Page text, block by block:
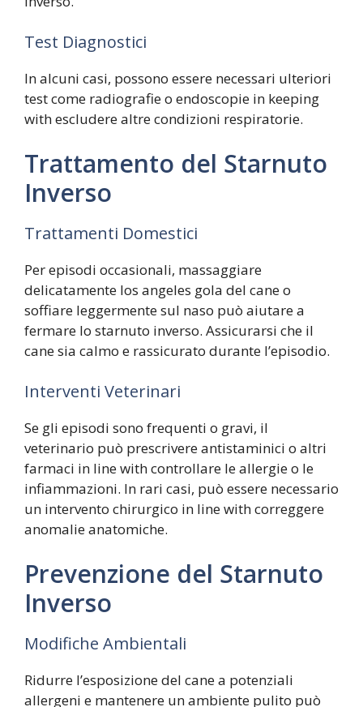
Test Diagnostici
In alcuni casi, possono essere necessari ulteriori
test come radiografie o endoscopie in keeping
with escludere altre condizioni respiratorie.
Trattamento del Starnuto
Inverso
Trattamenti Domestici
Per episodi occasionali, massaggiare
delicatamente los angeles gola del cane o
soffiare leggermente sul naso può aiutare a
fermare lo starnuto inverso. Assicurarsi che il
cane sia calmo e rassicurato durante l’episodio.
Interventi Veterinari
Se gli episodi sono frequenti o gravi, il
veterinario può prescrivere antistaminici o altri
farmaci in line with controllare le allergie o le
infiammazioni. In rari casi, può essere necessario
un intervento chirurgico in line with correggere
anomalie anatomiche.
Prevenzione del Starnuto
Inverso
Modifiche Ambientali
Ridurre l’esposizione del cane a potenziali
allergeni e mantenere un ambiente pulito può